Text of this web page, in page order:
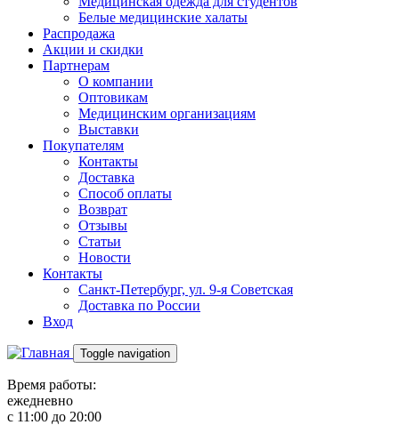
Белые медицинские халаты
Распродажа
Акции и скидки
Партнерам
О компании
Оптовикам
Медицинским организациям
Выставки
Покупателям
Контакты
Доставка
Способ оплаты
Возврат
Отзывы
Статьи
Новости
Контакты
Санкт-Петербург, ул. 9-я Советская
Доставка по России
Вход
Toggle navigation
Время работы:
ежедневно
с 11:00 до 20:00